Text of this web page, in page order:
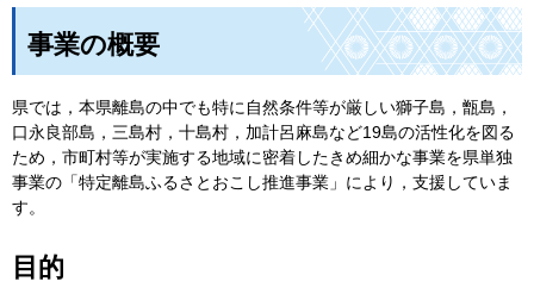
事業の概要
県では，本県離島の中でも特に自然条件等が厳しい獅子島，甑島，
口永良部島，三島村，十島村，加計呂麻島など19島の活性化を図る
ため，市町村等が実施する地域に密着したきめ細かな事業を県単独
事業の「特定離島ふるさとおこし推進事業」により，支援していま
す。
目的